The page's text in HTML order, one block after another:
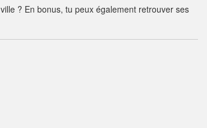
? En bonus, tu peux également retrouver ses